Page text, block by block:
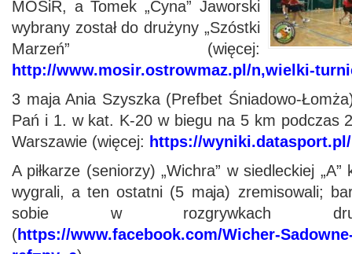
MOSiR, a Tomek „Cyna” Jaworski
wybrany został do drużyny „Szóstki
Marzeń” (więcej:
http://www.mosir.ostrowmaz.pl/n,wielki-
3 maja Ania Szyszka (Prefbet Śniadowo-
Pań i 1. w kat. K-20 w biegu na 5 km podczas
Warszawie (więcej: https://
A piłkarze (seniorzy) „Wichra” w siedleckiej
wygrali, a ten ostatni (5 maja) zremisowali;
sobie w rozgrywkach
(https://www.facebook.com/Wicher-